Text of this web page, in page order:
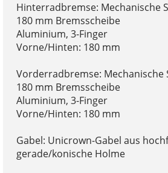
Hinterradbremse: Mechanische
180 mm Bremsscheibe
Aluminium, 3-Finger
Vorne/Hinten: 180 mm
Vorderradbremse: Mechanische
180 mm Bremsscheibe
Aluminium, 3-Finger
Vorne/Hinten: 180 mm
Gabel: Unicrown-Gabel aus
gerade/konische Holme